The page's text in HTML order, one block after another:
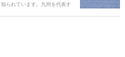
られています。九州を代表す